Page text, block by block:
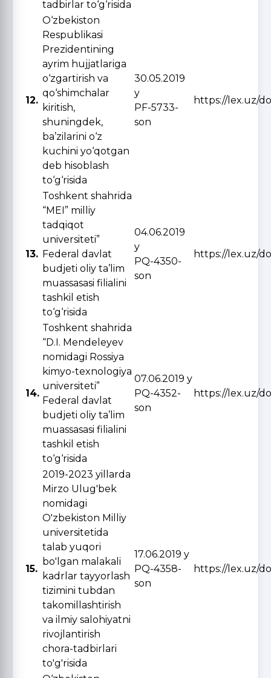
tadbirlar to‘g‘risida
12.
O‘zbekiston
Respublikasi
Prezidentining
ayrim hujjatlariga
o‘zgartirish va
qo‘shimchalar
kiritish,
shuningdek,
ba’zilarini o‘z
kuchini yo‘qotgan
deb hisoblash
to‘g‘risida
30.05.2019
y
PF-5733-
son
https://lex.uz/
13.
Toshkent shahrida
“MEI” milliy
tadqiqot
universiteti”
Federal davlat
budjeti oliy ta’lim
muassasasi filialini
tashkil etish
to‘g‘risida
04.06.2019
y
PQ-4350-
son
https://lex.uz/
14.
Toshkent shahrida
“D.I. Mendeleyev
nomidagi Rossiya
kimyo-texnologiya
universiteti”
Federal davlat
budjeti oliy ta’lim
muassasasi filialini
tashkil etish
to‘g‘risida
07.06.2019 y
PQ-4352-
son
https://lex.uz/
15.
2019-2023 yillarda
Mirzo Ulug'bek
nomidagi
O'zbekiston Milliy
universitetida
talab yuqori
bo'lgan malakali
kadrlar tayyorlash
tizimini tubdan
takomillashtirish
va ilmiy salohiyatni
rivojlantirish
chora-tadbirlari
to'g'risida
17.06.2019 y
PQ-4358-
son
https://lex.uz/